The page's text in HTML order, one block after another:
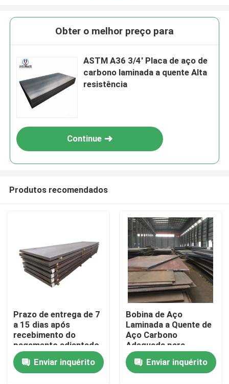
Produtos
Sobre nós
Obter o melhor preço para
ASTM A36 3/4' Placa de aço de
carbono laminada a quente Alta
resistência
Continue
Produtos recomendados
Prazo de entrega de 7
a 15 dias após
recebimento do
pagamento adiantado.
Chapa de carbono
laminada com limite de
escoamento
Enviar inquérito
Bobina de Aço
Laminada a Quente de
Aço Carbono
Adequada para
Aplicações
Estruturais na
Indústria da
Enviar inquérito